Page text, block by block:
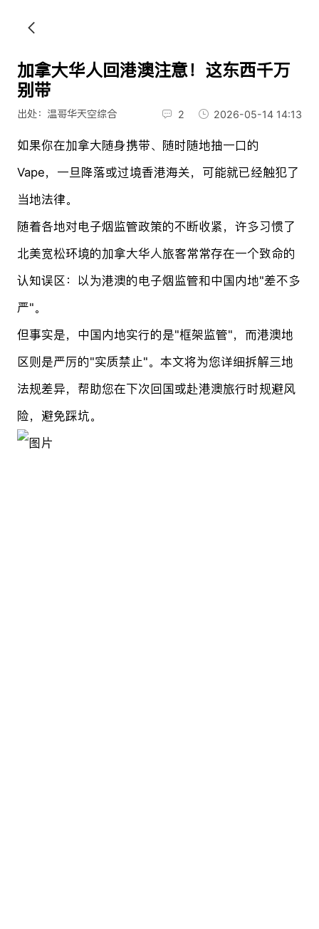
加拿大华人回港澳注意！这东西千万
别带
出处：温哥华天空综合 2 2026-05-14 14:13
如果你在加拿大随身携带、随时随地抽一口的
Vape，一旦降落或过境香港海关，可能就已经触犯了
当地法律。
随着各地对电子烟监管政策的不断收紧，许多习惯了
北美宽松环境的加拿大华人旅客常常存在一个致命的
认知误区：以为港澳的电子烟监管和中国内地"差不多
严"。
但事实是，中国内地实行的是"框架监管"，而港澳地
区则是严厉的"实质禁止"。本文将为您详细拆解三地
法规差异，帮助您在下次回国或赴港澳旅行时规避风
险，避免踩坑。